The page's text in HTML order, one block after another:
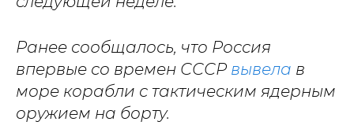
Ранее сообщалось, что Россия
впервые со времен СССР вывела в
море корабли с тактическим ядерным
оружием на борту.